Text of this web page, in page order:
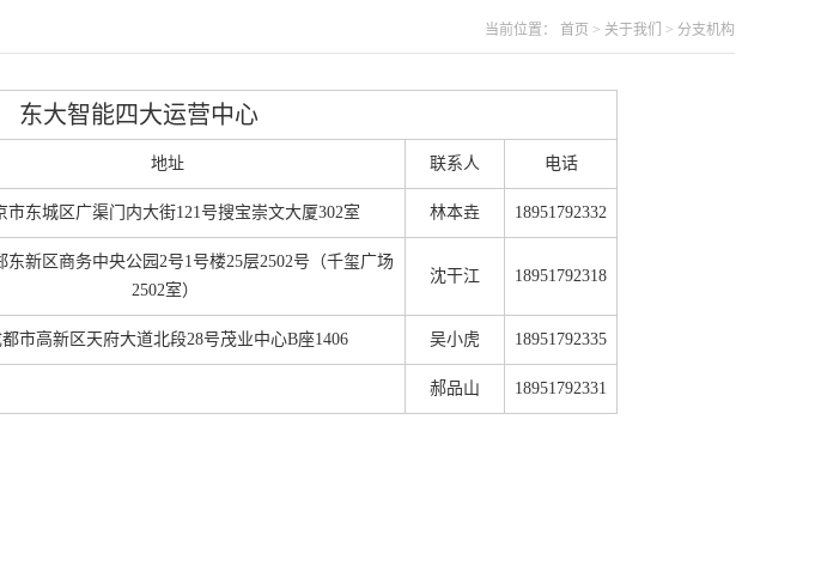
当前位置： 首页 > 关于我们 > 分支机构
东大智能四大运营中心
地址 联系人 电话
市东城区广渠门内大街121号搜宝崇文大厦302室 林本垚 18951792332
东新区商务中央公园2号1号楼25层2502号（千玺广场
2502室）
沈干江 18951792318
都市高新区天府大道北段28号茂业中心B座1406 吴小虎 18951792335
郝品山 18951792331